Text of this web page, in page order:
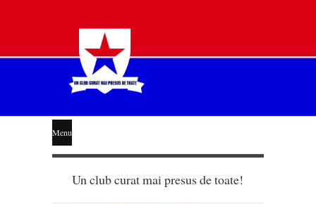
STEAUA
LIBERĂ
Menu
Un club curat mai presus de toate!